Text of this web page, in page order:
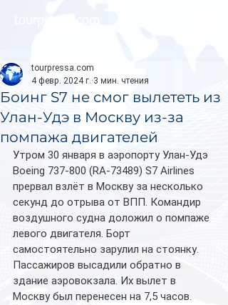
Боинг S7 не смог вылететь из
Улан-Удэ в Москву из-за
помпажа двигателей
tourpressa.com
4 февр. 2024 г. 3 мин. чтения
Утром 30 января в аэропорту Улан-Удэ
Boeing 737-800 (RA-73489) S7 Airlines
прервал взлёт в Москву за несколько
секунд до отрыва от ВПП. Командир
воздушного судна доложил о помпаже
левого двигателя. Борт
самостоятельно зарулил на стоянку.
Пассажиров высадили обратно в
здание аэровокзала. Их вылет в
Москву был перенесен на 7,5 часов.